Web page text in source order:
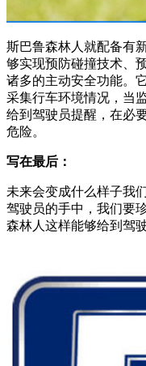
斯巴鲁森林人就配备有
够实现预防碰撞技术、
诸多的主动安全功能。
采集行车环境情况，当
给到驾驶员提醒，在必
危险。
写在最后：
未来会变成什么样子我
驾驶员的手中，我们要
森林人这样能够给到驾